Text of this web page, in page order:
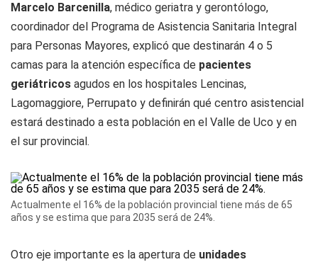
Marcelo Barcenilla, médico geriatra y gerontólogo,
coordinador del Programa de Asistencia Sanitaria Integral
para Personas Mayores, explicó que destinarán 4 o 5
camas para la atención específica de pacientes
geriátricos agudos en los hospitales Lencinas,
Lagomaggiore, Perrupato y definirán qué centro asistencial
estará destinado a esta población en el Valle de Uco y en
el sur provincial.
Actualmente el 16% de la población provincial tiene más de 65
años y se estima que para 2035 será de 24%.
Otro eje importante es la apertura de unidades